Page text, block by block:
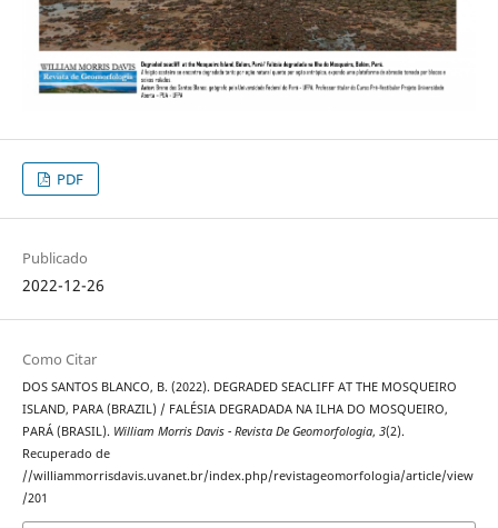
PDF
Publicado
2022-12-26
Como Citar
DOS SANTOS BLANCO, B. (2022). DEGRADED SEACLIFF AT THE MOSQUEIRO
ISLAND, PARA (BRAZIL) / FALÉSIA DEGRADADA NA ILHA DO MOSQUEIRO,
PARÁ (BRASIL). William Morris Davis - Revista De Geomorfologia, 3(2).
Recuperado de
//williammorrisdavis.uvanet.br/index.php/revistageomorfologia/article/view
/201